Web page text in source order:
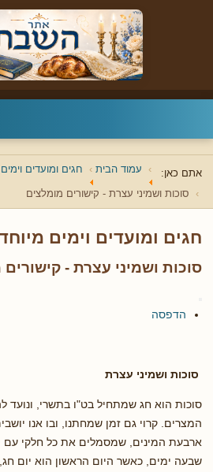
אתם כאן: עמוד הבית חגים ומועדים
סוכות ושמיני עצרת - קישורים מומלצים
חגים ומועדים וימים
סוכות ושמיני עצרת -
הדפסה
סוכות ושמיני עצרת
סוכות הוא חג שמתחיל בט"ו בתשרי, ונועד
המצרים. קרוי גם זמן שמחתנו, ובו אנו
ארבעת המינים, שמסמלים את כל חלקי עם
שבעה ימים, כאשר היום הראשון הוא יום